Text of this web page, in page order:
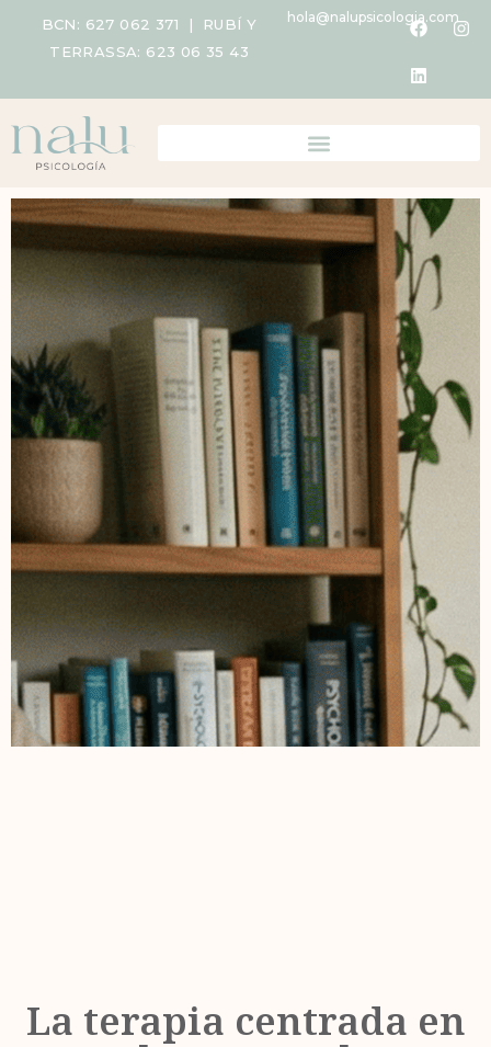
BCN: 627 062 371 | RUBÍ Y
TERRASSA: 623 06 35 43
hola@nalupsicologia.com
La terapia centrada en